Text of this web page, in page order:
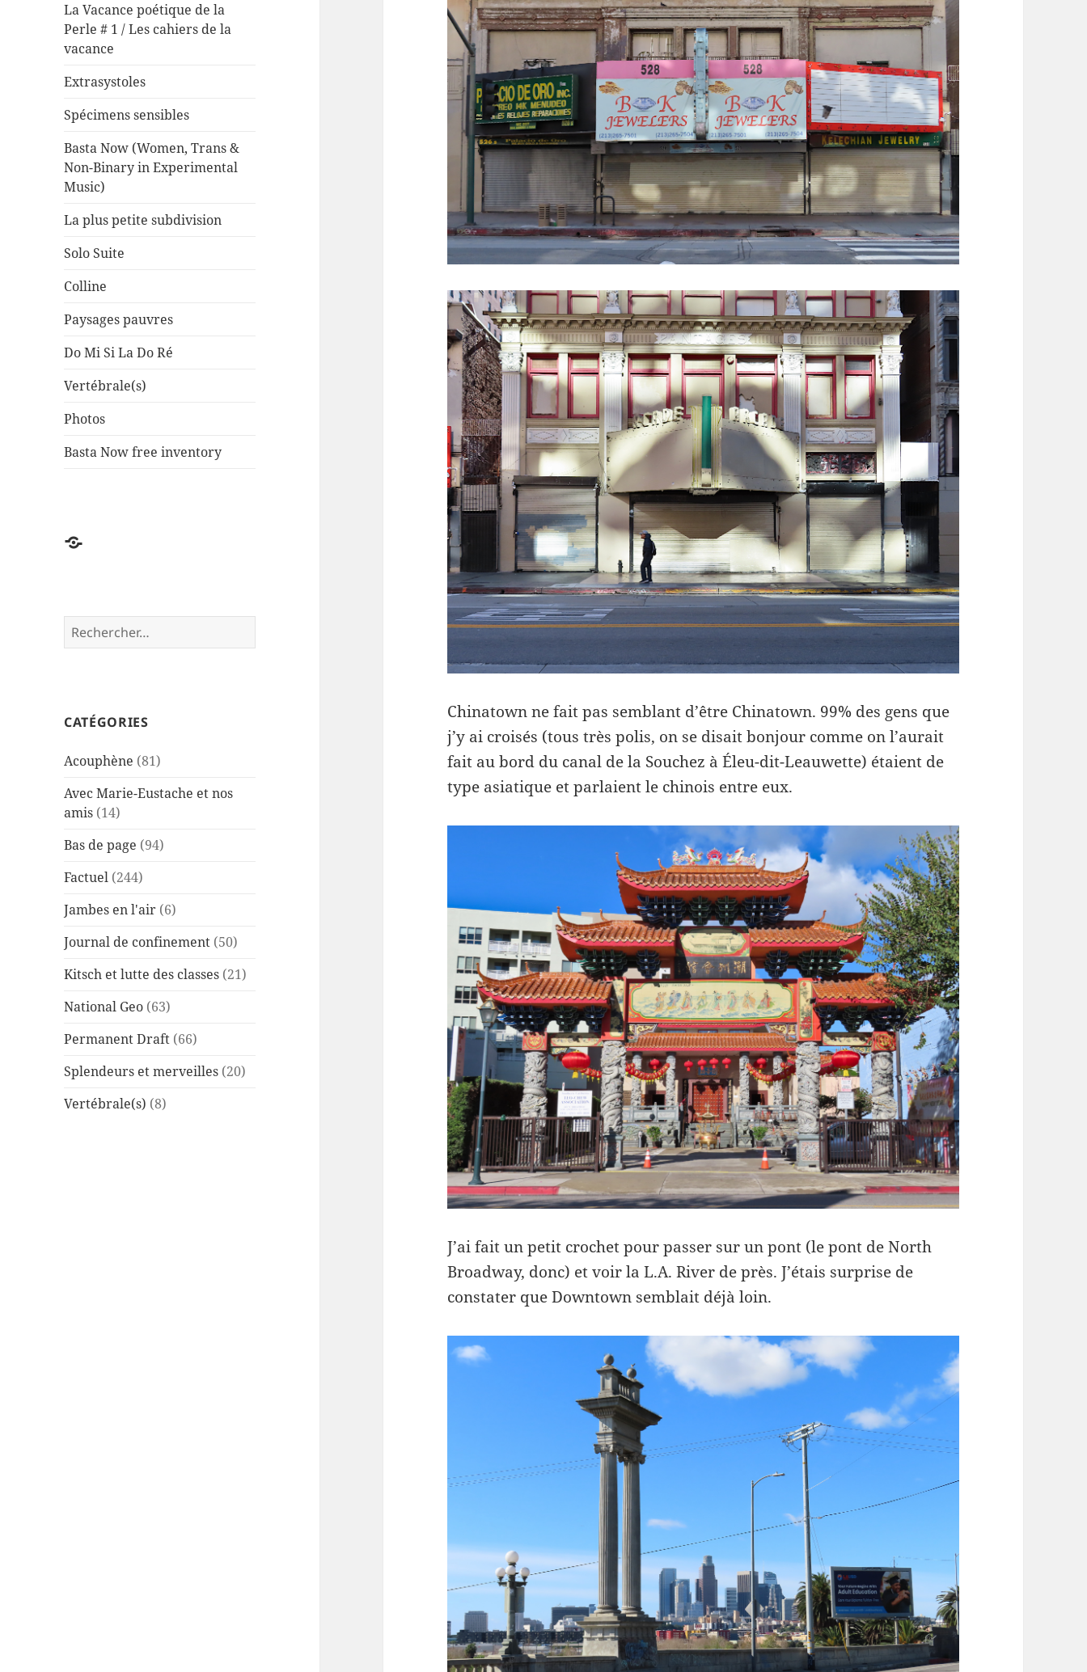
La Vacance poétique de la
Perle # 1 / Les cahiers de la
vacance
Extrasystoles
Spécimens sensibles
Basta Now (Women, Trans &
Non-Binary in Experimental
Music)
La plus petite subdivision
Solo Suite
Colline
Paysages pauvres
Do Mi Si La Do Ré
Vertébrale(s)
Photos
Basta Now free inventory
Factuel
Rechercher :
CATÉGORIES
Acouphène (81)
Avec Marie-Eustache et nos
amis (14)
Bas de page (94)
Factuel (244)
Jambes en l'air (6)
Journal de confinement (50)
Kitsch et lutte des classes (21)
National Geo (63)
Permanent Draft (66)
Splendeurs et merveilles (20)
Vertébrale(s) (8)
Chinatown ne fait pas semblant d’être Chinatown. 99% des gens que
j’y ai croisés (tous très polis, on se disait bonjour comme on l’aurait
fait au bord du canal de la Souchez à Éleu-dit-Leauwette) étaient de
type asiatique et parlaient le chinois entre eux.
J’ai fait un petit crochet pour passer sur un pont (le pont de North
Broadway, donc) et voir la L.A. River de près. J’étais surprise de
constater que Downtown semblait déjà loin.